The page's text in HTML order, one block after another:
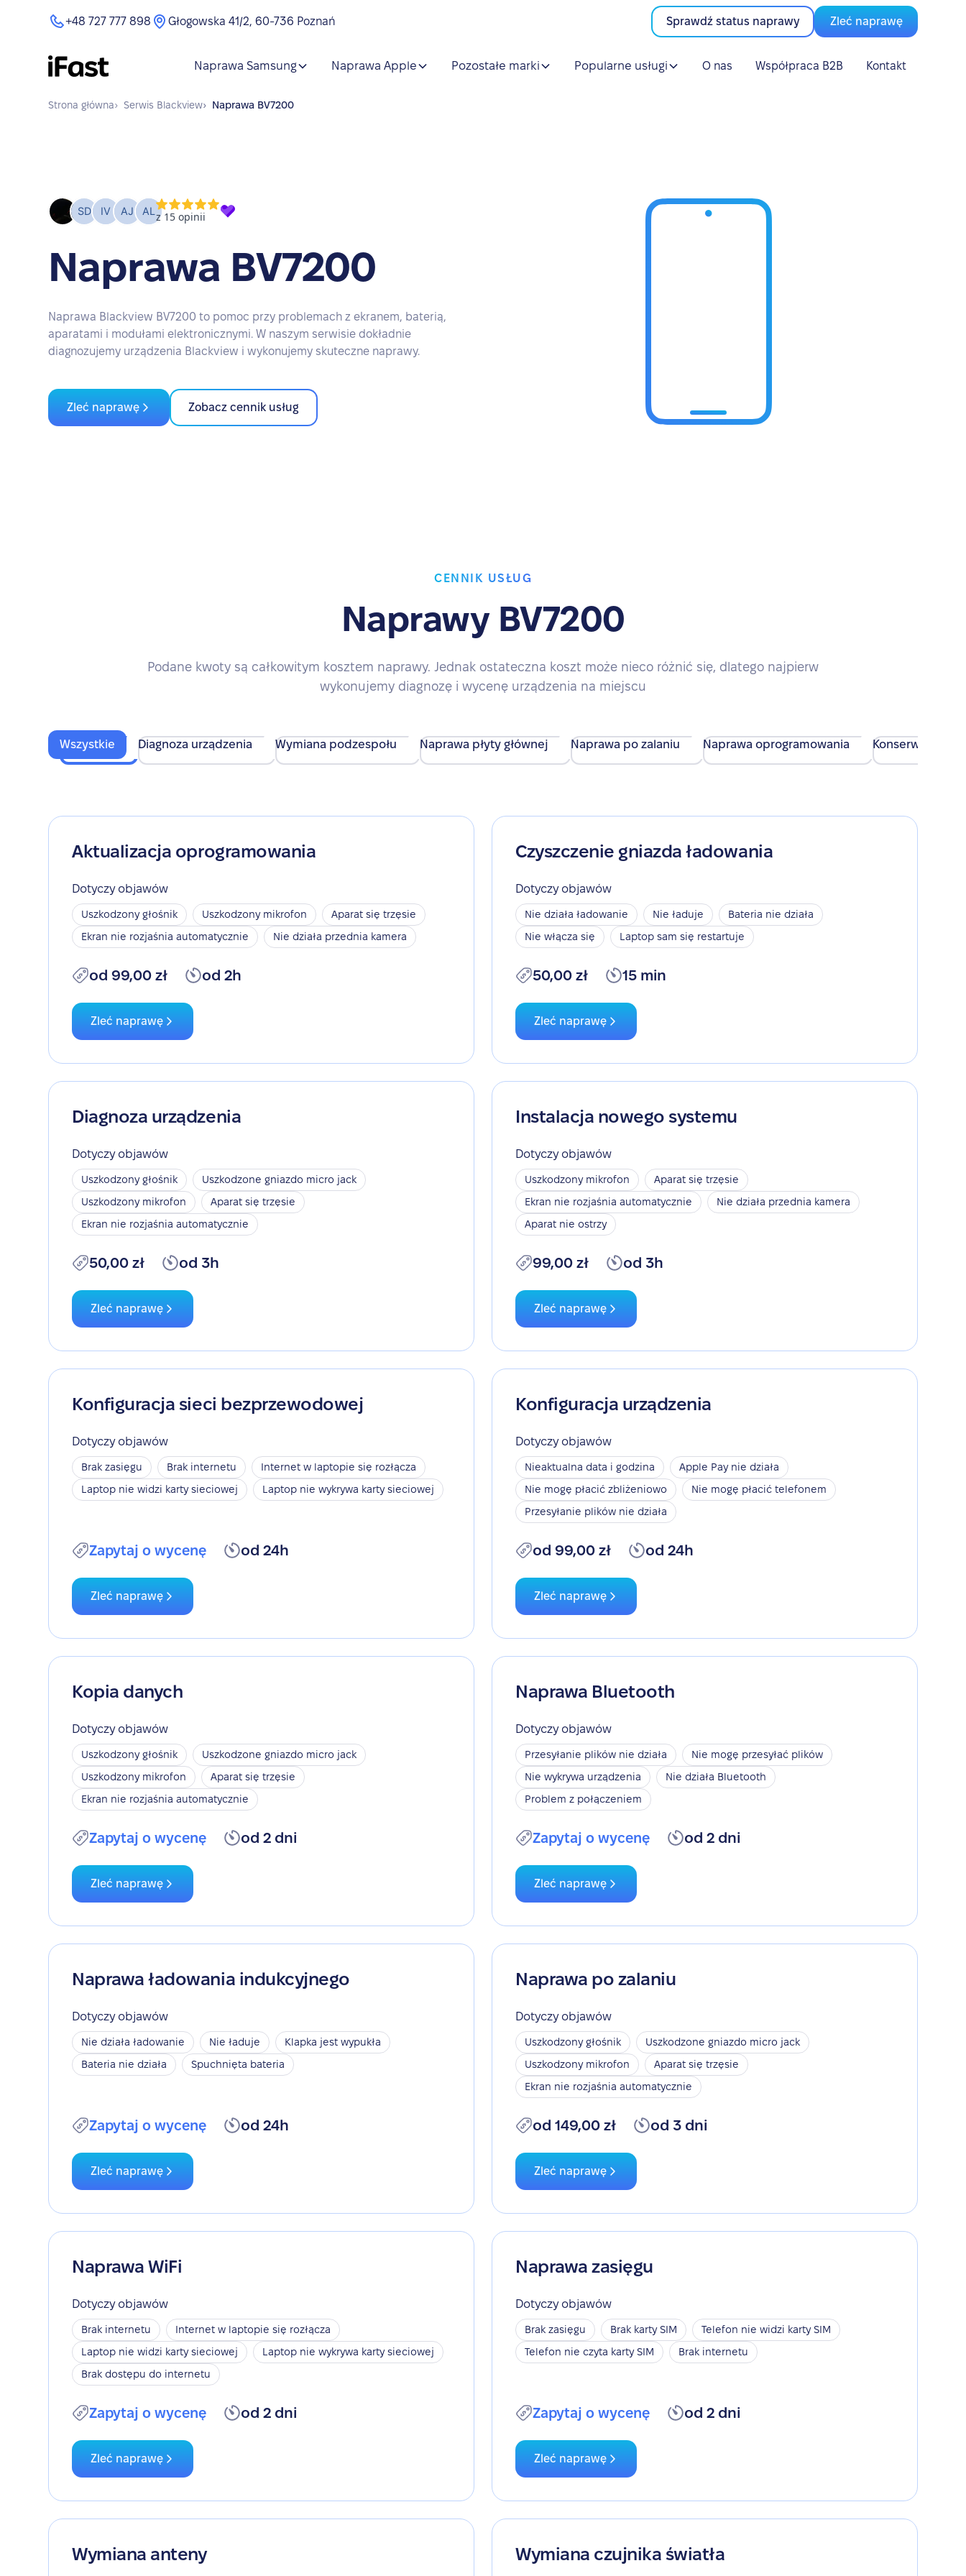
+48 727 777 898 Głogowska 41/2, 60-736 Poznań Sprawdź status naprawy Zleć naprawę
Naprawa Samsung Naprawa Apple Pozostałe marki Popularne usługi O nas Współpraca B2B Kontakt
Strona główna› Serwis Blackview› Naprawa BV7200
Naprawa BV7200
Naprawa Blackview BV7200 to pomoc przy problemach z ekranem, baterią,
aparatami i modułami elektronicznymi. W naszym serwisie dokładnie
diagnozujemy urządzenia Blackview i wykonujemy skuteczne naprawy.
Zleć naprawę Zobacz cennik usług
CENNIK USŁUG
Naprawy BV7200
Podane kwoty są całkowitym kosztem naprawy. Jednak ostateczna koszt może nieco różnić się, dlatego najpierw
wykonujemy diagnozę i wycenę urządzenia na miejscu
Wszystkie Diagnoza urządzenia Wymiana podzespołu Naprawa płyty głównej Naprawa po zalaniu Naprawa oprogramowania Konserwacja
Aktualizacja oprogramowania
Dotyczy objawów
Uszkodzony głośnik Uszkodzony mikrofon
Aparat się trzęsie
Ekran nie rozjaśnia automatycznie
Nie działa przednia kamera
od 99,00 zł od 2h
Zleć naprawę
Czyszczenie gniazda ładowania
Dotyczy objawów
Nie działa ładowanie Nie ładuje
Bateria nie działa
Nie włącza się
Laptop sam się restartuje
50,00 zł 15 min
Zleć naprawę
Diagnoza urządzenia
Dotyczy objawów
Uszkodzony głośnik
Uszkodzone gniazdo micro jack
Uszkodzony mikrofon
Aparat się trzęsie
Ekran nie rozjaśnia automatycznie
50,00 zł od 3h
Zleć naprawę
Instalacja nowego systemu
Dotyczy objawów
Uszkodzony mikrofon
Aparat się trzęsie
Ekran nie rozjaśnia automatycznie
Nie działa przednia kamera
Aparat nie ostrzy
99,00 zł od 3h
Zleć naprawę
Konfiguracja sieci bezprzewodowej
Dotyczy objawów
Brak zasięgu Brak internetu
Internet w laptopie się rozłącza
Laptop nie widzi karty sieciowej
Laptop nie wykrywa karty sieciowej
Zapytaj o wycenę od 24h
Zleć naprawę
Konfiguracja urządzenia
Dotyczy objawów
Nieaktualna data i godzina
Apple Pay nie działa
Nie mogę płacić zbliżeniowo
Nie mogę płacić telefonem
Przesyłanie plików nie działa
od 99,00 zł od 24h
Zleć naprawę
Kopia danych
Dotyczy objawów
Uszkodzony głośnik
Uszkodzone gniazdo micro jack
Uszkodzony mikrofon
Aparat się trzęsie
Ekran nie rozjaśnia automatycznie
Zapytaj o wycenę od 2 dni
Zleć naprawę
Naprawa Bluetooth
Dotyczy objawów
Przesyłanie plików nie działa
Nie mogę przesyłać plików
Nie wykrywa urządzenia
Nie działa Bluetooth
Problem z połączeniem
Zapytaj o wycenę od 2 dni
Zleć naprawę
Naprawa ładowania indukcyjnego
Dotyczy objawów
Nie działa ładowanie Nie ładuje
Klapka jest wypukła
Bateria nie działa
Spuchnięta bateria
Zapytaj o wycenę od 24h
Zleć naprawę
Naprawa po zalaniu
Dotyczy objawów
Uszkodzony głośnik
Uszkodzone gniazdo micro jack
Uszkodzony mikrofon
Aparat się trzęsie
Ekran nie rozjaśnia automatycznie
od 149,00 zł od 3 dni
Zleć naprawę
Naprawa WiFi
Dotyczy objawów
Brak internetu
Internet w laptopie się rozłącza
Laptop nie widzi karty sieciowej
Laptop nie wykrywa karty sieciowej
Brak dostępu do internetu
Zapytaj o wycenę od 2 dni
Zleć naprawę
Naprawa zasięgu
Dotyczy objawów
Brak zasięgu Brak karty SIM
Telefon nie widzi karty SIM
Telefon nie czyta karty SIM
Brak internetu
Zapytaj o wycenę od 2 dni
Zleć naprawę
Wymiana anteny Wymiana czujnika światła